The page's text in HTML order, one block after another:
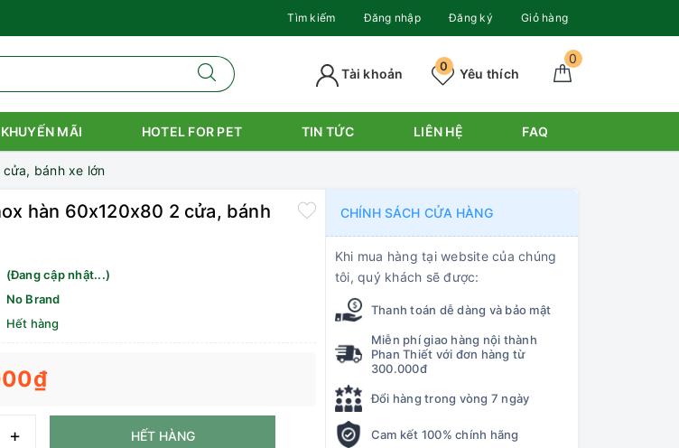
Tìm kiếm Đăng nhập Đăng ký Giỏ hàng
0
Yêu thích
0
Tài khoản
KHUYẾN MÃI HOTEL FOR PET TIN TỨC LIÊN HỆ FAQ
bánh xe lớn
hàn 60x120x80 2 cửa, bánh
(Đang cập nhật...)
No Brand
Hết hàng
+ HẾT HÀNG
CHÍNH SÁCH CỬA HÀNG
Khi mua hàng tại website của chúng
tôi, quý khách sẽ được:
Thanh toán dễ dàng và bảo mật
Miễn phí giao hàng nội thành
Phan Thiết với đơn hàng từ
300.000đ
Đổi hàng trong vòng 7 ngày
Cam kết 100% chính hãng